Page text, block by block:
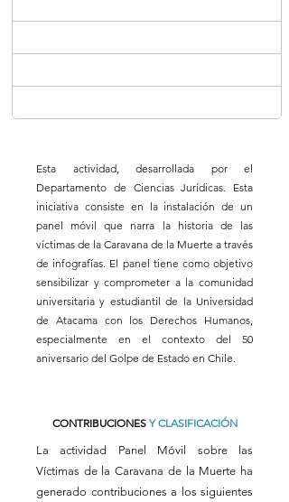
Esta actividad, desarrollada por el
Departamento de Ciencias Jurídicas. Esta
iniciativa consiste en la instalación de un
panel móvil que narra la historia de las
víctimas de la Caravana de la Muerte a través
de infografías. El panel tiene como objetivo
sensibilizar y comprometer a la comunidad
universitaria y estudiantil de la Universidad
de Atacama con los Derechos Humanos,
especialmente en el contexto del 50
aniversario del Golpe de Estado en Chile.
CONTRIBUCIONES Y CLASIFICACIÓN
La actividad Panel Móvil sobre las
Víctimas de la Caravana de la Muerte ha
generado contribuciones a los siguientes